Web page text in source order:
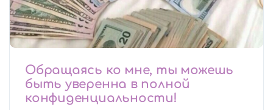
Обращаясь ко мне, ты можешь
быть уверенна в полной
конфиденциальности!